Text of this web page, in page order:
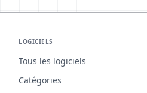
LOGICIELS
Tous les logiciels
Catégories